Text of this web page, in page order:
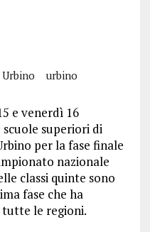
urbino
e venerdì 16
superiori di
per la fase finale
nazionale
classi quinte sono
fase che ha
tutte le regioni.